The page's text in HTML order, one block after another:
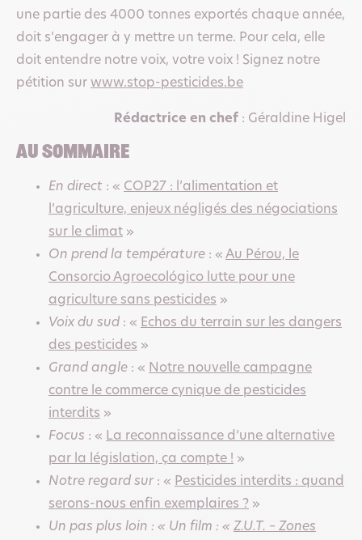
une partie des 4000 tonnes exportés chaque année,
doit s’engager à y mettre un terme. Pour cela, elle
doit entendre notre voix, votre voix ! Signez notre
pétition sur www.stop-pesticides.be
Rédactrice en chef : Géraldine Higel
Au sommaire
En direct : « COP27 : l’alimentation et
l’agriculture, enjeux négligés des négociations
sur le climat »
On prend la température : « Au Pérou, le
Consorcio Agroecológico lutte pour une
agriculture sans pesticides »
Voix du sud : « Echos du terrain sur les dangers
des pesticides »
Grand angle : « Notre nouvelle campagne
contre le commerce cynique de pesticides
interdits »
Focus : « La reconnaissance d’une alternative
par la législation, ça compte ! »
Notre regard sur : « Pesticides interdits : quand
serons-nous enfin exemplaires ? »
Un pas plus loin : « Un film : « Z.U.T. – Zones